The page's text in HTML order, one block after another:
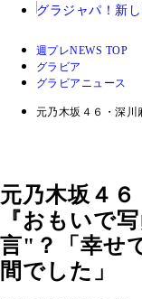
グラジャパ！ 新
週プレNEWS TOP
グラビア
グラビアニュース
元乃木坂４６・深
元乃木坂４
『おもいで
言"？「幸せ
間でした」